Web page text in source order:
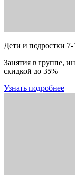
Дети и подростки
Занятия в группе,
скидкой до 35%
Узнать подробнее